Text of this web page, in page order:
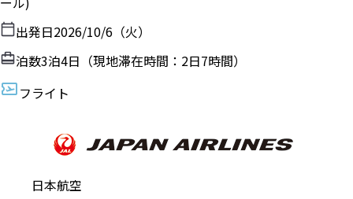
出発日2026/10/6（火）
泊数3泊4日（現地滞在時間： 2日7時間）
フライト
日本航空